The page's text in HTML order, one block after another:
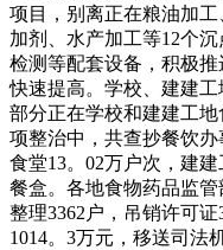
项目，别离正在粮油加
加剂、水产加工等12个
检测等配套设备，积极
快速提高。学校、建建
部分正在学校和建建工
项整治中，共查抄餐饮
食堂13。02万户次，建
餐盒。各地食物药品监
整理3362户，吊销许可
1014。3万元，移送司法